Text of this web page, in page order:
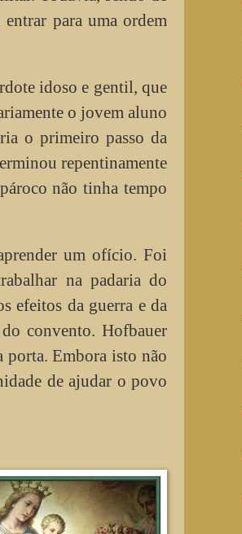
para uma ordem
idoso e gentil, que
o jovem aluno
o primeiro passo da
repentinamente
não tinha tempo
um ofício. Foi
na padaria do
efeitos da guerra e da
convento. Hofbauer
porta. Embora isto não
de ajudar o povo